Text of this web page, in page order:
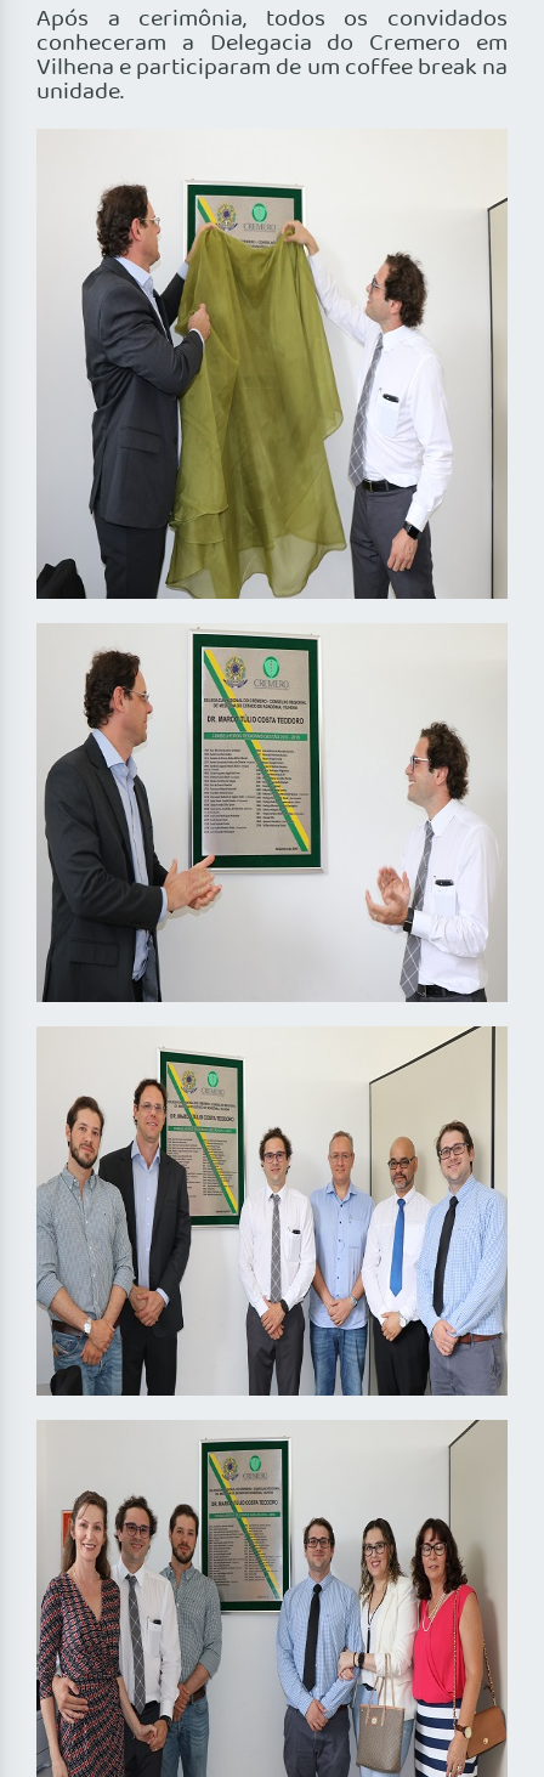
Após a cerimônia, todos os convidados
conheceram a Delegacia do Cremero em
Vilhena e participaram de um coffee break na
unidade.